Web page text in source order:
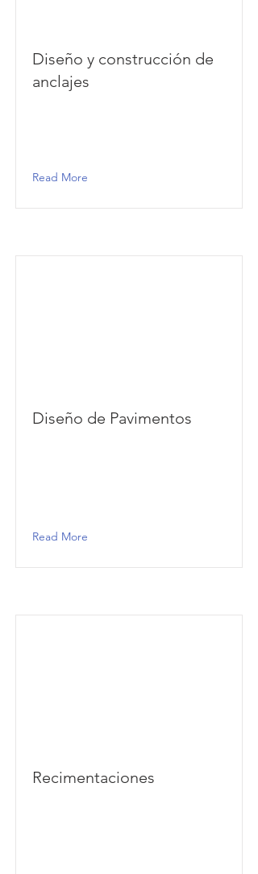
Diseño y construcción de
anclajes
Read More
Diseño de Pavimentos
Read More
Recimentaciones